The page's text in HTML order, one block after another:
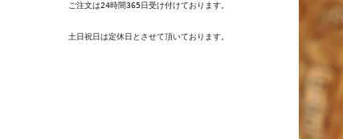
ご注文は24時間365日受け付けております。
土日祝日は定休日とさせて頂いております。